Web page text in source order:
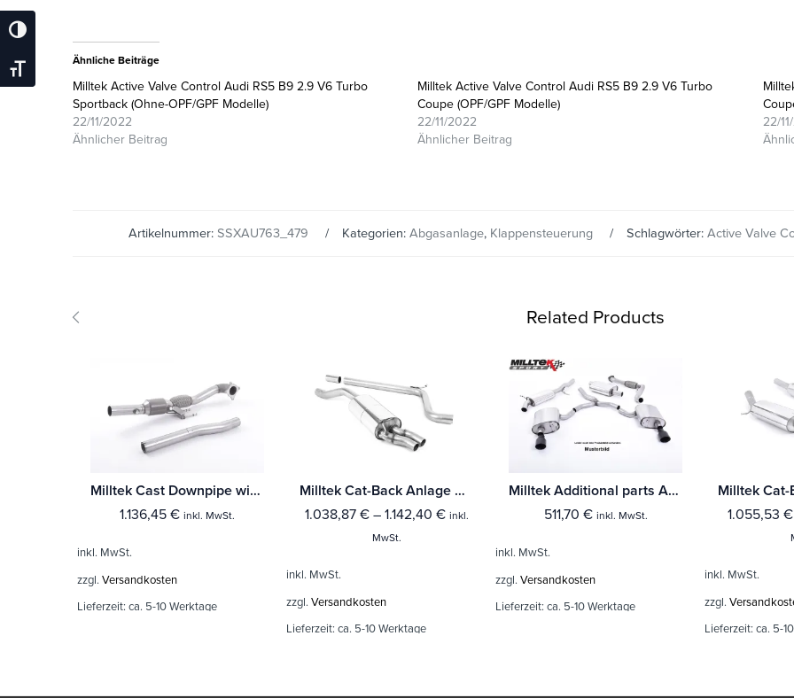
Umschalten Auf Hohe Kontraste
Schrift Vergrößern
Ähnliche Beiträge
Milltek Active Valve Control Audi RS5 B9 2.9 V6 Turbo
Sportback (Ohne-OPF/GPF Modelle)
22/11/2022
Ähnlicher Beitrag
Milltek Active Valve Control Audi RS5 B9 2.9 V6 Turbo
Coupe (OPF/GPF Modelle)
22/11/2022
Ähnlicher Beitrag
22/
Artikelnummer: SSXAU763_479 Kategorien: Abgasanlage, Klappensteuerung Schlagwörter: Active Valve
Related Products
Milltek Cast Downpipe with HJS High Flow Sports Cat Audi A3 2.0T FSI 2WD 3-Türer
1.136,45 € inkl. MwSt.
inkl. MwSt.
zzgl. Versandkosten
Lieferzeit: ca. 5-10 Werktage
Milltek Cat-Back Anlage Audi A1 40TFSI 5-Türer 2.0 (200PS) mit OPF/GPF Mit TÜV / ECE Zulassung!
1.038,87 €– 1.142,40 € inkl.
MwSt.
inkl. MwSt.
zzgl. Versandkosten
Lieferzeit: ca. 5-10 Werktage
Milltek Additional parts Audi A3 2.0T FSI 2WD 3-Türer
511,70 € inkl. MwSt.
inkl. MwSt.
zzgl. Versandkosten
Lieferzeit: ca. 5-10 Werktage
1.055,53 €
inkl. MwSt.
zzgl.
Lieferzeit: ca. 5-